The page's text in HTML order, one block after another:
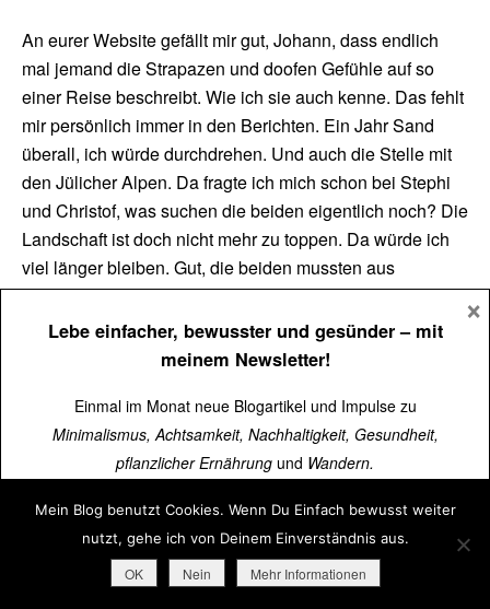
An eurer Website gefällt mir gut, Johann, dass endlich
mal jemand die Strapazen und doofen Gefühle auf so
einer Reise beschreibt. Wie ich sie auch kenne. Das fehlt
mir persönlich immer in den Berichten. Ein Jahr Sand
überall, ich würde durchdrehen. Und auch die Stelle mit
den Jülicher Alpen. Da fragte ich mich schon bei Stephi
und Christof, was suchen die beiden eigentlich noch? Die
Landschaft ist doch nicht mehr zu toppen. Da würde ich
viel länger bleiben. Gut, die beiden mussten aus
Zeitgründen weiterziehen. Ihr ja nicht.
Anja
23. November 2013 um 23:23 Uhr
Tolles Interview, sehr inspirierend. Altes aufgeben, eine
lange Reise und woanders anfangen, nicht nur
umziehen, sondern im wahrsten Sinne des Wortes
Antworten
Mein Blog benutzt Cookies. Wenn Du Einfach bewusst weiter
nutzt, gehe ich von Deinem Einverständnis aus.
OK Nein Mehr Informationen
Lebe einfacher, bewusster und gesünder– mit
meinem Newsletter!
Einmal im Monat neue Blogartikel und Impulse zu
Minimalismus, Achtsamkeit, Nachhaltigkeit, Gesundheit,
pflanzlicher Ernährung und Wandern.
Über15.000 Menschen lesen schon mit.
➜Jetzt kostenlos abonnieren
×